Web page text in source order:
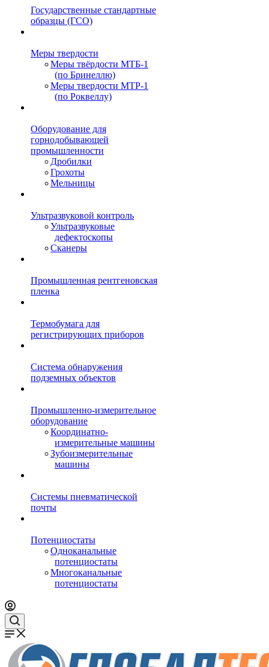
Государственные стандартные
образцы (ГСО)
Меры твердости
Меры твёрдости МТБ-1
(по Бринеллю)
Меры твердости МТР-1
(по Роквеллу)
Оборудование для
горнодобывающей
промышленности
Дробилки
Грохоты
Мельницы
Ультразвуковой контроль
Ультразвуковые
дефектоскопы
Сканеры
Промышленная рентгеновская
пленка
Термобумага для
регистрирующих приборов
Система обнаружения
подземных объектов
Промышленно-измерительное
оборудование
Координатно-
измерительные машины
Зубоизмерительные
машины
Системы пневматической
почты
Потенциостаты
Одноканальные
потенциостаты
Многоканальные
потенциостаты